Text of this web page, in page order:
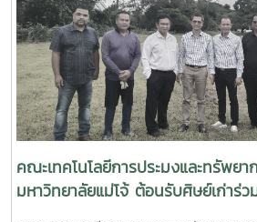
and professional competencies.
the importance of promoting
gratitude, social responsibility,
of connection to the university
elements of holistic student
Sing Phrai” Ceremony is therefore
traditional event. It serves as a
connecting generations,
and shared values from the past
strengthening the enduring spirit
เทคโนโลยีการประมงและทรัพยากรทาง
การสอนที่เชื่อมโยง วิชาการ – ทักษะวิช
การประกอบอาชีพ เพื่อให้นักศึกษาไม่เพี
สัตว์น้ำ แต่ยังสามารถนำวัตถุดิบสัตว์น้ำม
และพัฒนาเป็นผลิตภัณฑ์ที่ตอบโจทย์ตลาด
อนาคต“เรียนรู้จากมืออาชีพ ลงมือทำจริ
ผลิตภัณฑ์มูลค่าสูง” อีกหนึ่งประสบการณ์
พร้อมให้นักศึกษาก้าวจากห้องเรียนสู่โลกข
เป็นผู้ประกอบการอย่างมั่นใจOn 6
of Fisheries Technology and
ท่าน ได้แก่คุณสยมพร เจริญรักษ์ ผู้จัดกา
คอร์ปอเรชั่น จำกัด บรรยายในหัวข้อ "ธุ
วงจร" เวลา 14.00–14.45 น. ถ่ายทอดแ
การพัฒนาห่วงโซ่อุปทาน และการสร้างมู
อุตสาหกรรมกุ้งก้ามกรามคุณพัฒนจิตต์
การเลี้ยงกุ้งก้ามกรามเชิงพาณิชย์ บรรย
ก้ามกรามเชิงพาณิชย์" เวลา
ประสบการณ์ตรงในการจัดการฟาร์ม เทค
แนวทางการสร้างความสำเร็จในธุรกิจกา
คณะเทคโนโลยีการประมงและทรัพยา
มหาวิทยาลัยแม่โจ้ ต้อนรับศิษย์เก่าร่
ความร่วมมือเพื่อพัฒนาคณะ|Maejo